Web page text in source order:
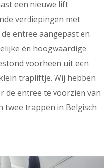
een nieuwe lift
verdiepingen met
entree aangepast en
én hoogwaardige
voorheen uit een
trapliftje. Wij hebben
de entree te voorzien van
twee trappen in Belgisch